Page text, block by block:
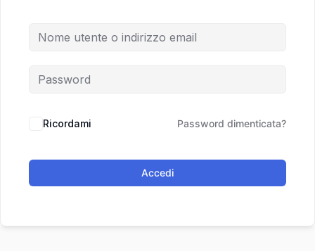
Ricordami Password dimenticata?
Accedi